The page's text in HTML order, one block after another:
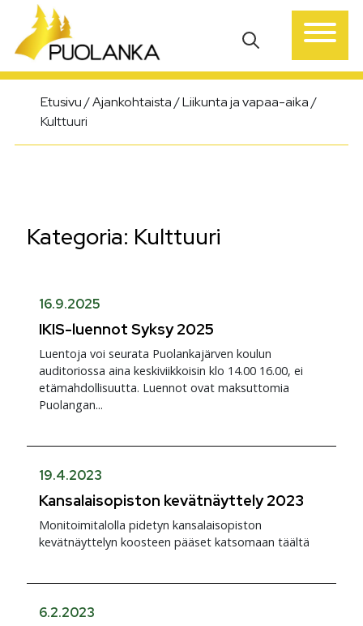
Päävalikko
Etusivu/Ajankohtaista/Liikunta ja vapaa-aika/
Kulttuuri
Kategoria: Kulttuuri
16.9.2025
IKIS-luennot Syksy 2025
Luentoja voi seurata Puolankajärven koulun
auditoriossa aina keskiviikkoisin klo 14.00 16.00, ei
etämahdollisuutta. Luennot ovat maksuttomia
Puolangan...
19.4.2023
Kansalaisopiston kevätnäyttely 2023
Monitoimitalolla pidetyn kansalaisopiston
kevätnäyttelyn koosteen pääset katsomaan täältä
6.2.2023